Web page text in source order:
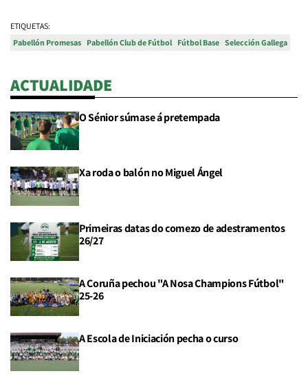
ETIQUETAS:
Pabellón Promesas Pabellón Club de Fútbol Fútbol Base Selección Gallega
ACTUALIDADE
O Sénior súmase á pretempada
Xa roda o balón no Miguel Ángel
Primeiras datas do comezo de adestramentos
26/27
A Coruña pechou "A Nosa Champions Fútbol"
25-26
A Escola de Iniciación pecha o curso